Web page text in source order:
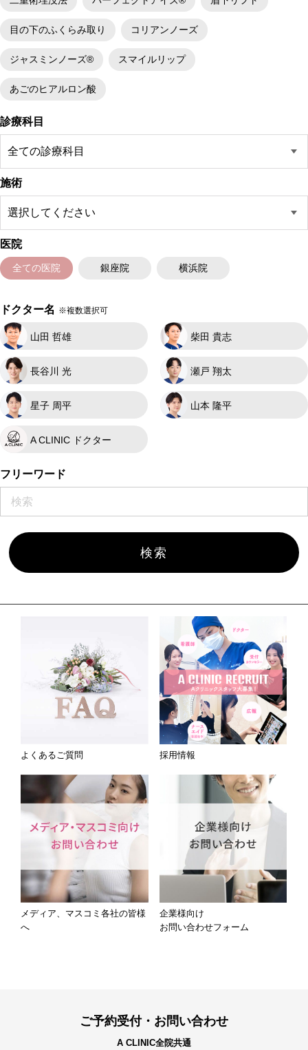
目の下のふくらみ取り コリアンノーズ
ジャスミンノーズ® スマイルリップ
あごのヒアルロン酸
診療科目
施術
医院
全ての医院 銀座院 横浜院
ドクター名 ※複数選択可
山田 哲雄 柴田 貴志
長谷川 光 瀬戸 翔太
星子 周平 山本 隆平
A CLINIC ドクター
フリーワード
よくあるご質問 採用情報
メディア、マスコミ各社の皆様
へ
企業様向け
お問い合わせフォーム
ご予約受付・お問い合わせ
A CLINIC全院共通